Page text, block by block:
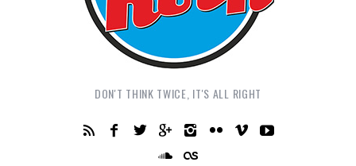
DON'T THINK TWICE, IT'S ALL RIGHT